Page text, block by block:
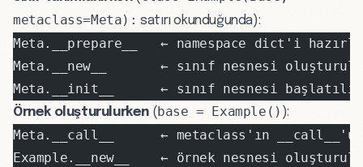
metaclass=Meta): satırı okunduğunda):
Meta.__prepare__   ← namespace dict'i
Meta.__new__       ← sınıf nesnesi
Meta.__init__      ← sınıf nesnesi başlatılır
Örnek oluşturulurken ( base = Example() ):
Meta.__call__      ← metaclass'ın
Example.__new__    ← örnek nesnesi